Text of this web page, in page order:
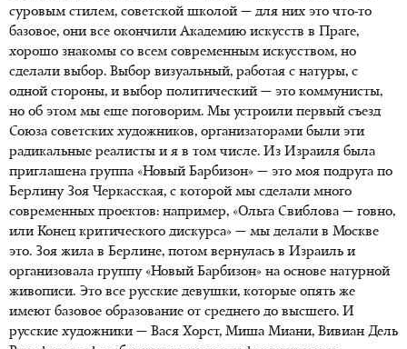
суровым стилем, советской школой — для них это что-то
базовое, они все окончили Академию искусств в Праге,
хорошо знакомы со всем современным искусством, но
сделали выбор. Выбор визуальный, работая с натуры, с
одной стороны, и выбор политический — это коммунисты,
но об этом мы еще поговорим. Мы устроили первый съезд
Союза советских художников, организаторами были эти
радикальные реалисты и я в том числе. Из Израиля была
приглашена группа «Новый Барбизон» — это моя подруга по
Берлину Зоя Черкасская, с которой мы сделали много
современных проектов: например, «Ольга Свиблова — говно,
или Конец критического дискурса» — мы делали в Москве
это. Зоя жила в Берлине, потом вернулась в Израиль и
организовала группу «Новый Барбизон» на основе натурной
живописи. Это все русские девушки, которые опять же
имеют базовое образование от среднего до высшего. И
русские художники — Вася Хорст, Миша Миани, Вивиан Дель